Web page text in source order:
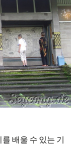
배울 수 있는 기